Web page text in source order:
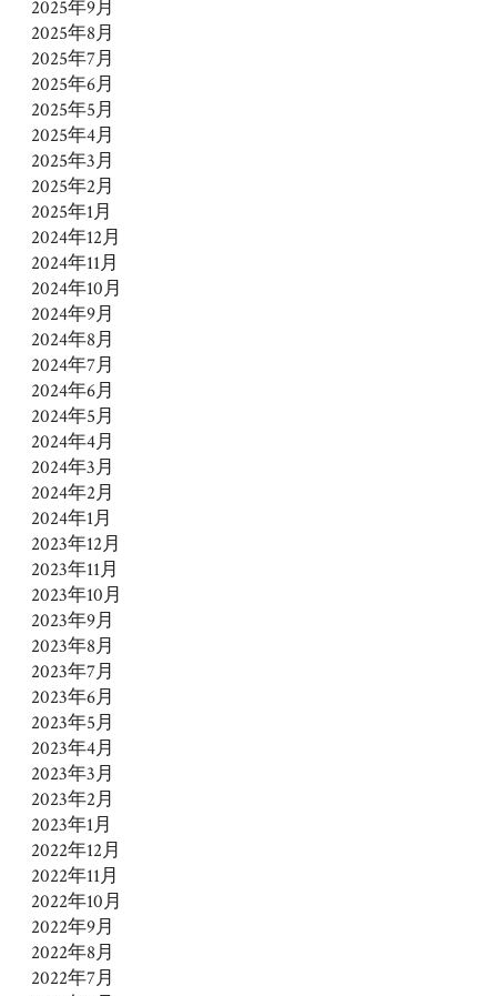
2025年9月
2025年8月
2025年7月
2025年6月
2025年5月
2025年4月
2025年3月
2025年2月
2025年1月
2024年12月
2024年11月
2024年10月
2024年9月
2024年8月
2024年7月
2024年6月
2024年5月
2024年4月
2024年3月
2024年2月
2024年1月
2023年12月
2023年11月
2023年10月
2023年9月
2023年8月
2023年7月
2023年6月
2023年5月
2023年4月
2023年3月
2023年2月
2023年1月
2022年12月
2022年11月
2022年10月
2022年9月
2022年8月
2022年7月